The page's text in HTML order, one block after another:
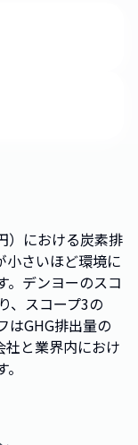
）における炭素排
小さいほど環境に
。デンヨーのスコ
、スコープ3の
はGHG排出量の
社と業界内におけ